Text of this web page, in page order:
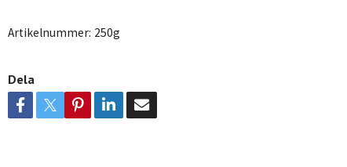
Artikelnummer: 250g
Dela